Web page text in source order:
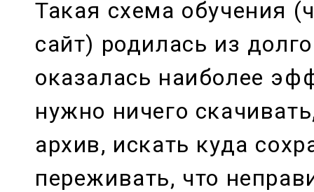
Такая схема обучения
сайт) родилась из
оказалась наиболее
нужно ничего
архив, искать куда
переживать, что